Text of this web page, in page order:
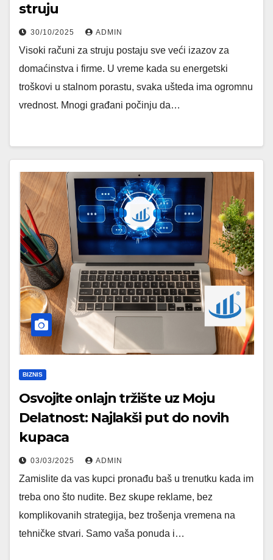
struju
30/10/2025 ADMIN
Visoki računi za struju postaju sve veći izazov za
domaćinstva i firme. U vreme kada su energetski
troškovi u stalnom porastu, svaka ušteda ima ogromnu
vrednost. Mnogi građani počinju da…
BIZNIS
Osvojite onlajn tržište uz Moju
Delatnost: Najlakši put do novih
kupaca
03/03/2025 ADMIN
Zamislite da vas kupci pronađu baš u trenutku kada im
treba ono što nudite. Bez skupe reklame, bez
komplikovanih strategija, bez trošenja vremena na
tehničke stvari. Samo vaša ponuda i…